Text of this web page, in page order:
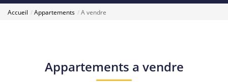
Accueil Appartements A vendre
Appartements a vendre